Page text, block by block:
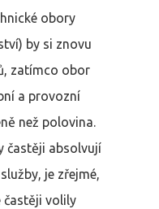
obory
by si znovu
zatímco obor
a provozní
než polovina.
častěji absolvují
je zřejmé,
častěji volily